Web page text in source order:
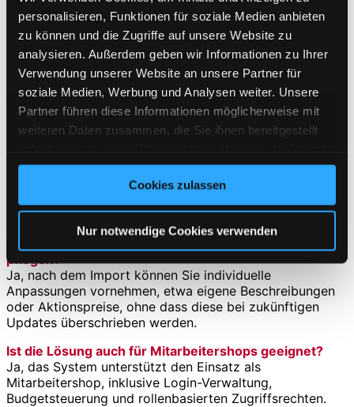
personalisieren, Funktionen für soziale Medien anbieten
zu können und die Zugriffe auf unsere Website zu
analysieren. Außerdem geben wir Informationen zu Ihrer
Verwendung unserer Website an unsere Partner für
soziale Medien, Werbung und Analysen weiter. Unsere
Partner führen diese Informationen möglicherweise mit
weiteren Daten zusammen, die Sie ihnen bereitgestellt
gesammelt haben. Sie geben Einwilligung zu unseren
Cookies, wenn Sie unsere Webseite weiterhin nutzen.
Cookies zulassen
Nur notwendige Cookies verwenden
FAQ – Häufige Fragen zur Blåkläder Import
Schnittstelle
Wie funktioniert der Blåkläder-Import technisch?
Die Schnittstelle verarbeitet automatisch BMEcat-Daten
des Herstellers und legt die enthaltenen Produkte,
Varianten und Medien im Shop an. Das geschieht
regelmäßig und ohne manuelle Eingriffe.
Nein, der Import läuft automatisch. Sobald der Hersteller
neue oder geänderte Daten bereitstellt, werden diese im
Verfügung.
Kann ich eigene Texte, Preise oder Kategorien
pflegen?
Ja, nach dem Import können Sie individuelle
Anpassungen vornehmen, etwa eigene Beschreibungen
oder Aktionspreise, ohne dass diese bei zukünftigen
Updates überschrieben werden.
Ist die Lösung auch für Mitarbeitershops geeignet?
Ja, das System unterstützt den Einsatz als
Mitarbeitershop, inklusive Login-Verwaltung,
Budgetsteuerung und rollenbasierten Zugriffsrechten.